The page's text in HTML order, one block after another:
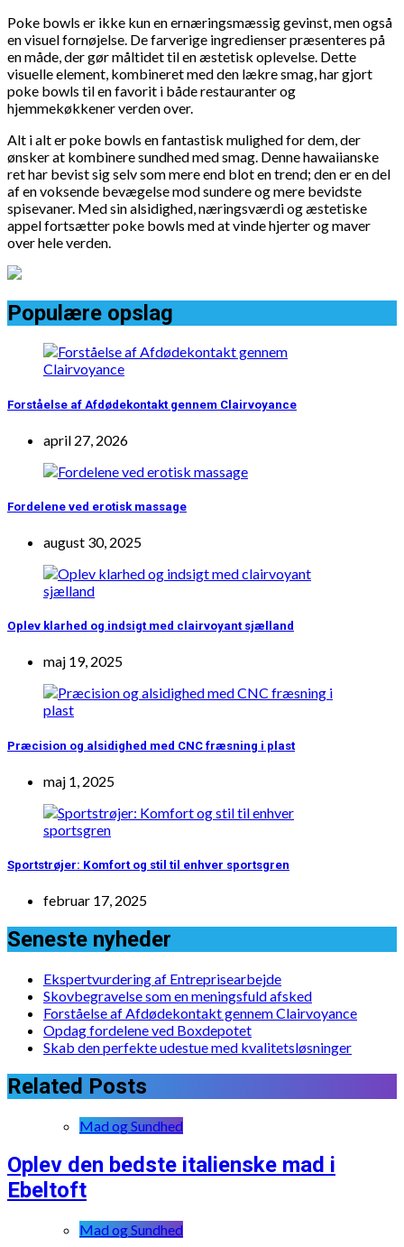
Poke bowls er ikke kun en ernæringsmæssig gevinst, men også
en visuel fornøjelse. De farverige ingredienser præsenteres på
en måde, der gør måltidet til en æstetisk oplevelse. Dette
visuelle element, kombineret med den lækre smag, har gjort
poke bowls til en favorit i både restauranter og
hjemmekøkkener verden over.
Alt i alt er poke bowls en fantastisk mulighed for dem, der
ønsker at kombinere sundhed med smag. Denne hawaiianske
ret har bevist sig selv som mere end blot en trend; den er en del
af en voksende bevægelse mod sundere og mere bevidste
spisevaner. Med sin alsidighed, næringsværdi og æstetiske
appel fortsætter poke bowls med at vinde hjerter og maver
over hele verden.
Populære opslag
Forståelse af Afdødekontakt gennem Clairvoyance
april 27, 2026
Fordelene ved erotisk massage
august 30, 2025
Oplev klarhed og indsigt med clairvoyant sjælland
maj 19, 2025
Præcision og alsidighed med CNC fræsning i plast
maj 1, 2025
Sportstrøjer: Komfort og stil til enhver sportsgren
februar 17, 2025
Seneste nyheder
Ekspertvurdering af Entreprisearbejde
Skovbegravelse som en meningsfuld afsked
Forståelse af Afdødekontakt gennem Clairvoyance
Opdag fordelene ved Boxdepotet
Skab den perfekte udestue med kvalitetsløsninger
Related Posts
Mad og Sundhed
Oplev den bedste italienske mad i
Ebeltoft
Mad og Sundhed